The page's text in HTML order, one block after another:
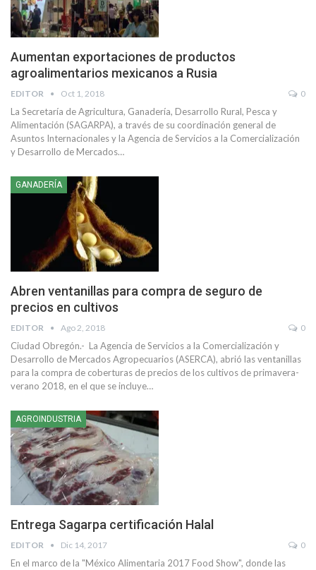
Aumentan exportaciones de productos
agroalimentarios mexicanos a Rusia
EDITOR Oct 1, 2018 0
La Secretaría de Agricultura, Ganadería, Desarrollo Rural, Pesca y
Alimentación (SAGARPA), a través de su coordinación general de
Asuntos Internacionales y la Agencia de Servicios a la Comercialización
y Desarrollo de Mercados…
GANADERÍA
Abren ventanillas para compra de seguro de
precios en cultivos
EDITOR Ago 2, 2018 0
Ciudad Obregón.- La Agencia de Servicios a la Comercialización y
Desarrollo de Mercados Agropecuarios (ASERCA), abrió las ventanillas
para la compra de coberturas de precios de los cultivos de primavera-
verano 2018, en el que se incluye…
AGROINDUSTRIA
Entrega Sagarpa certificación Halal
EDITOR Dic 14, 2017 0
En el marco de la "México Alimentaria 2017 Food Show", donde las